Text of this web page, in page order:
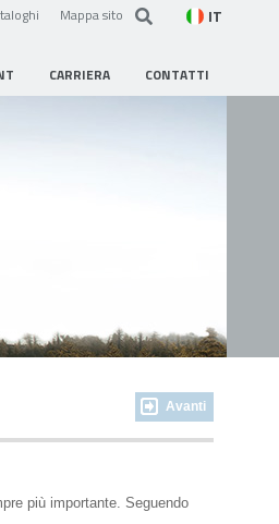
Mappa sito IT
CARRIERA CONTATTI
Avanti
più importante. Seguendo